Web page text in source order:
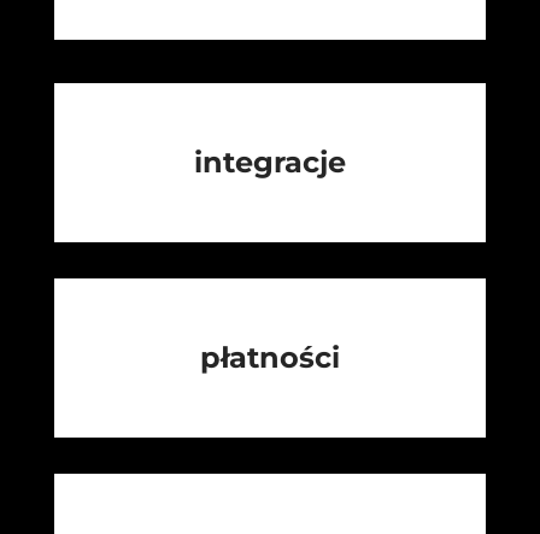
integracje
płatności